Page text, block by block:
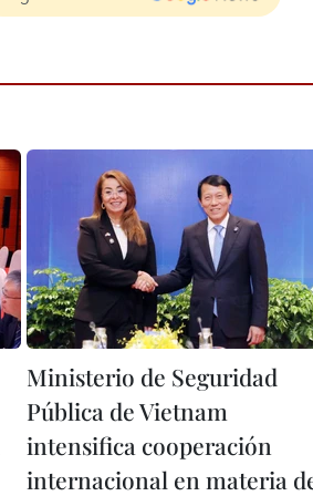
Ministerio de Seguridad
Pública de Vietnam
intensifica cooperación
internacional en materia